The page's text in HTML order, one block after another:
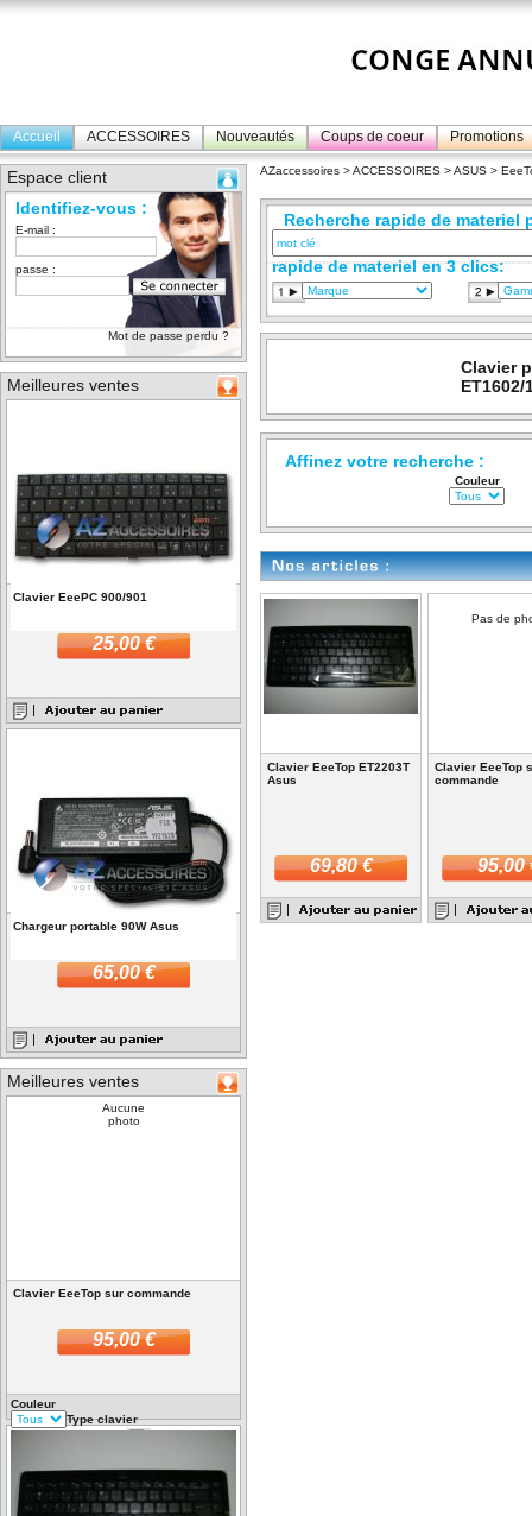
Accueil ACCESSOIRES Nouveautés Coups de coeur Promotions
Espace client
Identifiez-vous :
E-mail :
passe :
Mot de passe perdu ?
Meilleures ventes
Clavier EeePC 900/901
25,00 €
Chargeur portable 90W Asus
65,00 €
Meilleures ventes
Aucune
photo
Clavier EeeTop sur commande
95,00 €
Couleur
Type clavier
AZaccessoires >ACCESSOIRES >ASUS >
Recherche rapide de materiel
rapide de materiel en 3 clics:
Clavier
ET1602/
Affinez votre recherche :
Couleur
Clavier EeeTop ET2203T
Asus
69,80 €
Pas de
Clavier EeeTop
commande
95,00